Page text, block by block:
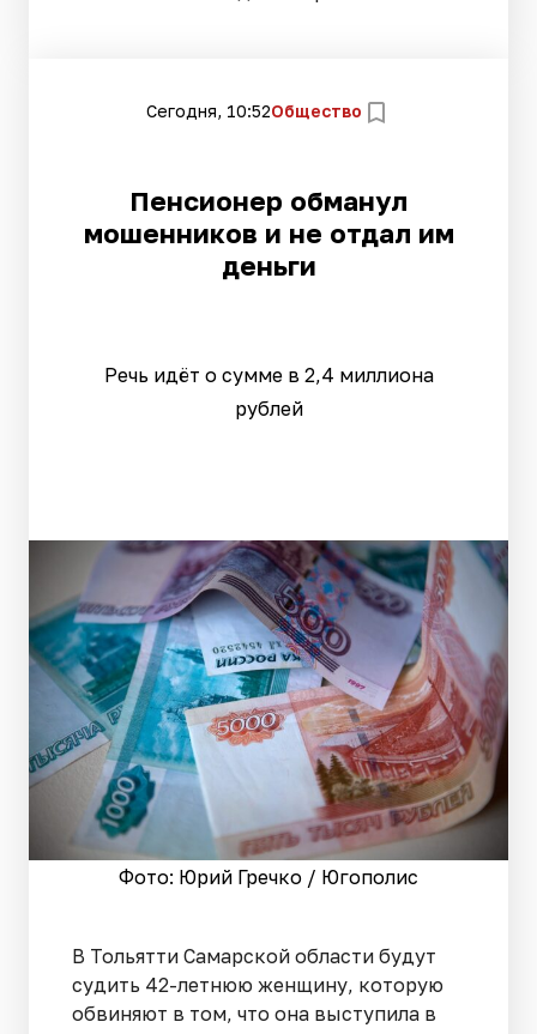
Сегодня, 10:52Общество
Пенсионер обманул
мошенников и не отдал им
деньги
Речь идёт о сумме в 2,4 миллиона
рублей
Фото: Юрий Гречко / Югополис
В Тольятти Самарской области будут
судить 42-летнюю женщину, которую
обвиняют в том, что она выступила в